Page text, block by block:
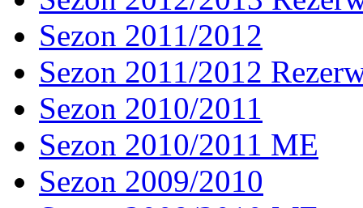
Sezon 2011/2012
Sezon 2011/2012
Sezon 2010/2011
Sezon 2010/2011 ME
Sezon 2009/2010